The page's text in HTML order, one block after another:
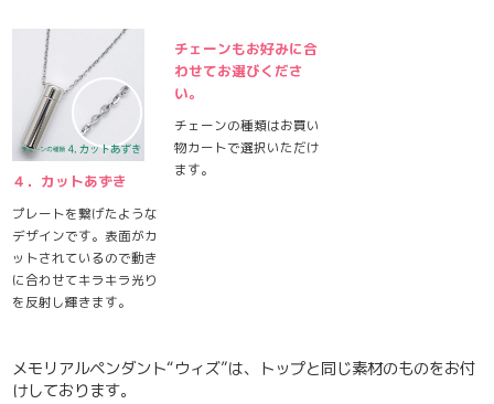
４．カットあずき
プレートを繋げたような
デザインです。表面がカ
ットされているので動き
に合わせてキラキラ光り
を反射し輝きます。
チェーンもお好みに合
わせてお選びくださ
い。
チェーンの種類はお買い
物カートで選択いただけ
ます。
メモリアルペンダント“ウィズ”は、トップと同じ素材のものをお付
けしております。